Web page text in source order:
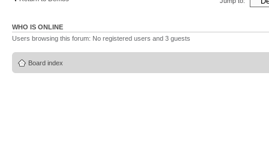
WHO IS ONLINE
Users browsing this forum: No registered users and 3 guests
Board index